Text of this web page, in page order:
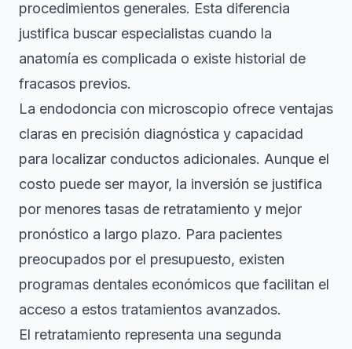
procedimientos generales. Esta diferencia
justifica buscar especialistas cuando la
anatomía es complicada o existe historial de
fracasos previos.
La endodoncia con microscopio ofrece ventajas
claras en precisión diagnóstica y capacidad
para localizar conductos adicionales. Aunque el
costo puede ser mayor, la inversión se justifica
por menores tasas de retratamiento y mejor
pronóstico a largo plazo. Para pacientes
preocupados por el presupuesto, existen
programas dentales económicos que facilitan el
acceso a estos tratamientos avanzados.
El retratamiento representa una segunda